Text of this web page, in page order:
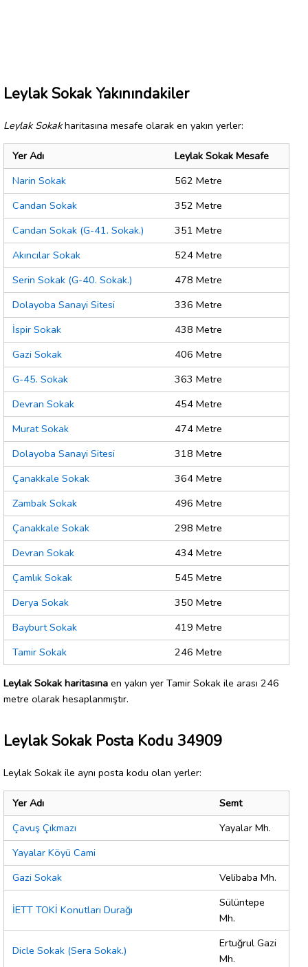
Leylak Sokak Yakınındakiler
Leylak Sokakharitasına mesafe olarak en yakın yerler:
Yer Adı
Leylak Sokak Mesafe
Narin Sokak
562 Metre
Candan Sokak
352 Metre
Candan Sokak (G-41. Sokak.)
351 Metre
Akıncılar Sokak
524 Metre
Serin Sokak (G-40. Sokak.)
478 Metre
Dolayoba Sanayi Sitesi
336 Metre
İspir Sokak
438 Metre
Gazi Sokak
406 Metre
G-45. Sokak
363 Metre
Devran Sokak
454 Metre
Murat Sokak
474 Metre
Dolayoba Sanayi Sitesi
318 Metre
Çanakkale Sokak
364 Metre
Zambak Sokak
496 Metre
Çanakkale Sokak
298 Metre
Devran Sokak
434 Metre
Çamlık Sokak
545 Metre
Derya Sokak
350 Metre
Bayburt Sokak
419 Metre
Tamir Sokak
246 Metre
Leylak Sokak haritasına en yakın yer Tamir Sokak ile arası 246
metre olarak hesaplanmıştır.
Leylak Sokak Posta Kodu 34909
Leylak Sokak ile aynı posta kodu olan yerler:
Yer Adı
Semt
Çavuş Çıkmazı
Yayalar Mh.
Yayalar Köyü Cami
Gazi Sokak
Velibaba Mh.
İETT TOKİ Konutları Durağı
Sülüntepe
Mh.
Dicle Sokak (Sera Sokak.)
Ertuğrul Gazi
Mh.